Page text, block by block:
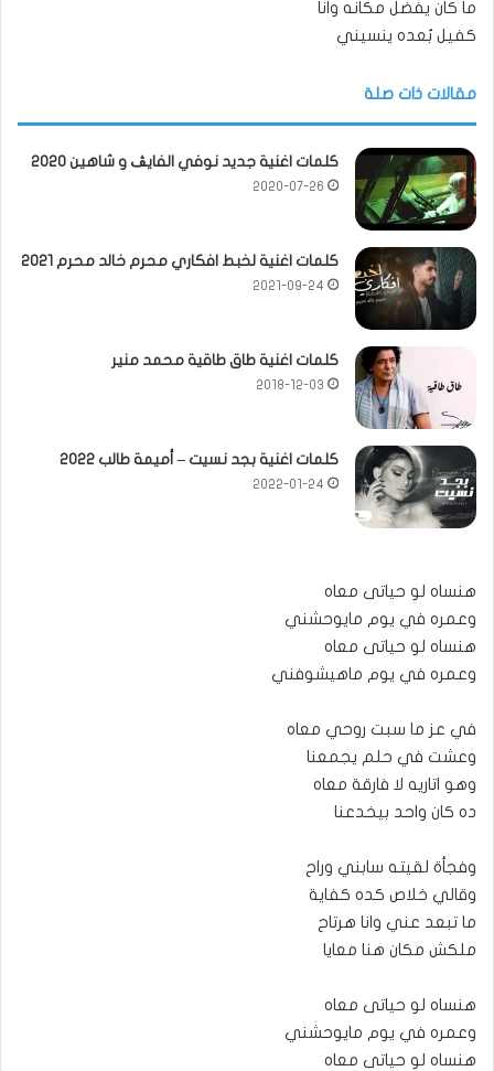
ما كان يفضل مكانه وانا
كفيل بُعده ينسيني
مقالات ذات صلة
كلمات اغنية جديد نوفي الفايڤ و شاهين 2020
2020-07-26
كلمات اغنية لخبط افكاري محرم خالد محرم 2021
2021-09-24
كلمات اغنية طاق طاقية محمد منير
2018-12-03
كلمات اغنية بجد نسيت – أميمة طالب 2022
2022-01-24
هنساه لو حياتى معاه
وعمره في يوم مايوحشني
هنساه لو حياتى معاه
وعمره في يوم ماهيشوفني
في عز ما سبت روحي معاه
وعشت في حلم يجمعنا
وهو اتاريه لا فارقة معاه
ده كان واحد بيخدعنا
وفجأة لقيته سابني وراح
وقالي خلاص كده كفاية
ما تبعد عني وانا هرتاح
ملكش مكان هنا معايا
هنساه لو حياتى معاه
وعمره في يوم مايوحشني
هنساه لو حياتى معاه